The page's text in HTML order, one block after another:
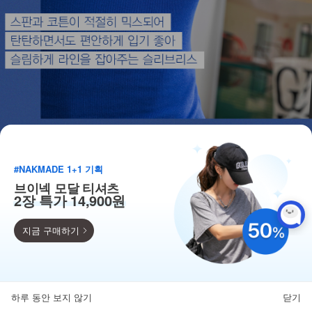
득템찬스
#NAKMADE 1+1 기획
브이넥 모달 티셔츠
2장 특가 14,900원
지금 구매하기
하루 동안 보지 않기 닫기
뒤로가기 카테고리 마이페이지